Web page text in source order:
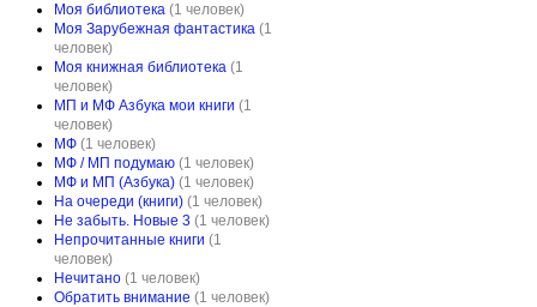
Моя библиотека (1 человек)
Моя Зарубежная фантастика (1
человек)
Моя книжная библиотека (1
человек)
МП и МФ Азбука мои книги (1
человек)
МФ (1 человек)
МФ / МП подумаю (1 человек)
МФ и МП (Азбука) (1 человек)
На очереди (книги) (1 человек)
Не забыть. Новые 3 (1 человек)
Непрочитанные книги (1
человек)
Нечитано (1 человек)
Обратить внимание (1 человек)